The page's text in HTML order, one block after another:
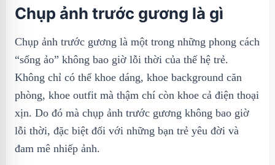
Chụp ảnh trước gương là gì
Chụp ảnh trước gương là một trong những phong cách
“sống ảo” không bao giờ lỗi thời của thế hệ trẻ.
Không chỉ có thể khoe dáng, khoe background căn
phòng, khoe outfit mà thậm chí còn khoe cả điện thoại
xịn. Do đó mà chụp ảnh trước gương không bao giờ
lỗi thời, đặc biệt đối với những bạn trẻ yêu đời và
đam mê nhiếp ảnh.